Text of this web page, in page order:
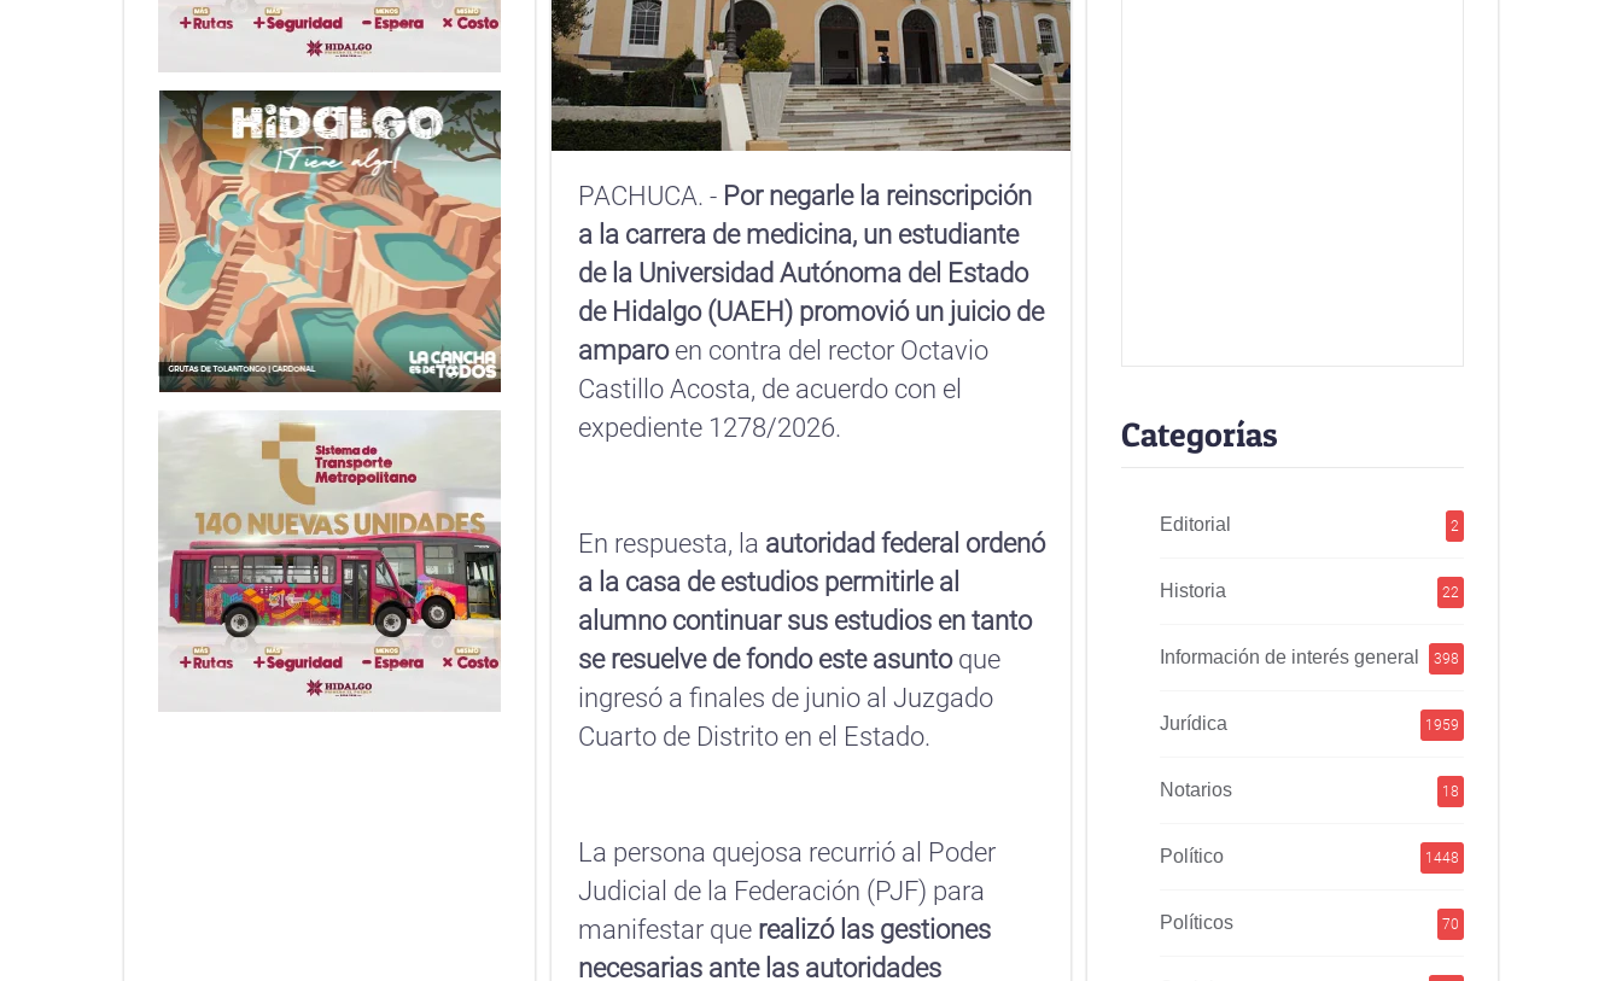
PACHUCA. - Por negarle la reinscripción
a la carrera de medicina, un estudiante
de la Universidad Autónoma del Estado
de Hidalgo (UAEH) promovió un juicio de
amparo en contra del rector Octavio
Castillo Acosta, de acuerdo con el
expediente 1278/2026.
En respuesta, la autoridad federal ordenó
a la casa de estudios permitirle al
alumno continuar sus estudios en tanto
se resuelve de fondo este asunto que
ingresó a finales de junio al Juzgado
Cuarto de Distrito en el Estado.
La persona quejosa recurrió al Poder
Judicial de la Federación (PJF) para
manifestar que realizó las gestiones
necesarias ante las autoridades
Categorías
Editorial 2
Historia 22
Información de interés general 398
Jurídica 1959
Notarios 18
Político 1448
Políticos 70